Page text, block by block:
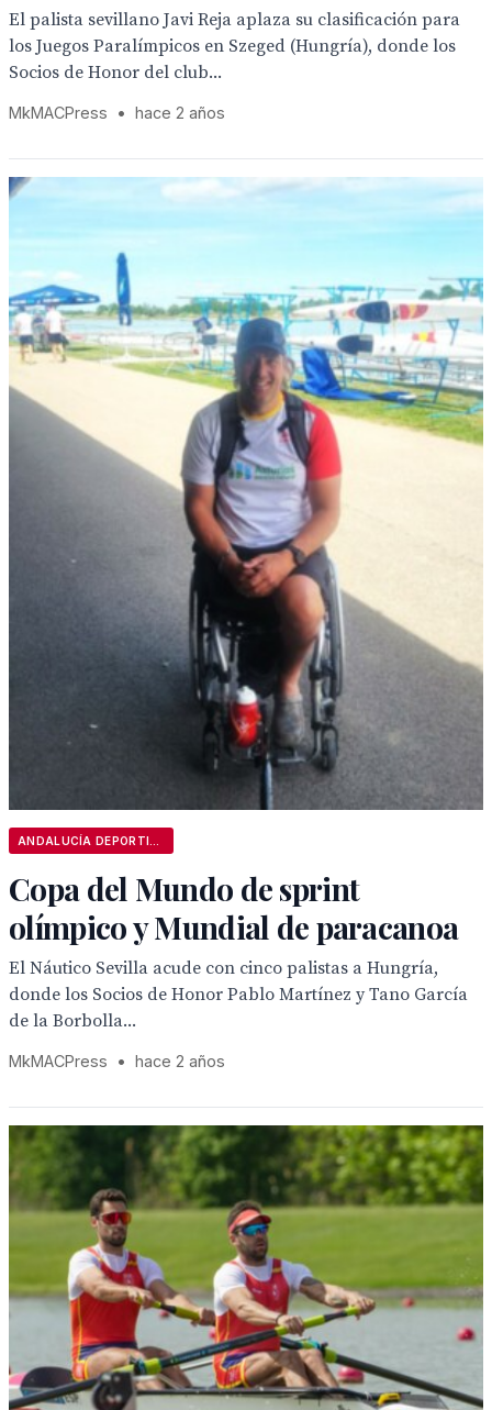
El palista sevillano Javi Reja aplaza su clasificación para
los Juegos Paralímpicos en Szeged (Hungría), donde los
Socios de Honor del club...
MkMACPress • hace 2 años
Copa del Mundo de sprint
olímpico y Mundial de paracanoa
El Náutico Sevilla acude con cinco palistas a Hungría,
donde los Socios de Honor Pablo Martínez y Tano García
de la Borbolla...
MkMACPress • hace 2 años